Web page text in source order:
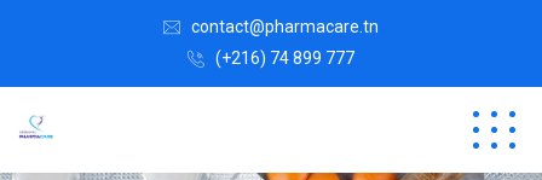
contact@pharmacare.tn
(+216) 74 899 777